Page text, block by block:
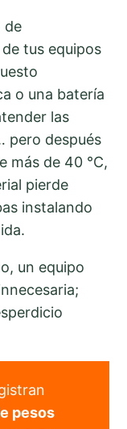
de
tus equipos
o una batería
las
pero después
más de 40 °C,
pierde
instalando
un equipo
pesos